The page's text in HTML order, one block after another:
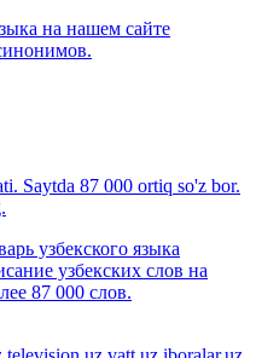
на нашем сайте
Saytda 87 000 ortiq so'z bor.
узбекского языка
узбекских слов на
87 000 слов.